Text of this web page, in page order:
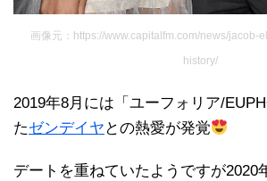
画像元：https://www.capitalfm.com/news/jacob-
history/
2019年8月には「ユーフォリア/
たゼンデイヤ との熱愛が発覚
デートを重ねていたようですが2020